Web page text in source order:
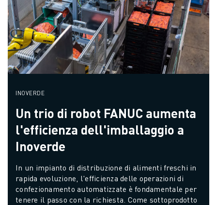
INOVERDE
Un trio di robot FANUC aumenta
l'efficienza dell'imballaggio a
Inoverde
In un impianto di distribuzione di alimenti freschi in
rapida evoluzione, l'efficienza delle operazioni di
confezionamento automatizzate è fondamentale per
tenere il passo con la richiesta. Come sottoprodotto